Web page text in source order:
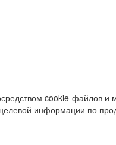
cookie-файлов и
информации по